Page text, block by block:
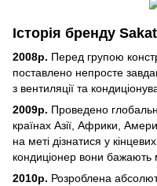
Історія бренду
2008р. Перед групою
поставлено непросте
з вентиляції та
2009р. Проведено
країнах Азії, Африки,
на меті дізнатися у
кондиціонер вони бажають
2010р. Розроблена